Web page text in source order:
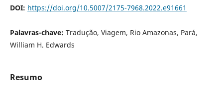
DOI: https://doi.org/10.5007/2175-7968.2022.e91661
Palavras-chave: Tradução, Viagem, Rio Amazonas, Pará,
William H. Edwards
Resumo